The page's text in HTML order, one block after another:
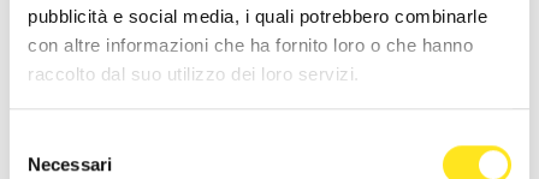
pubblicità e social media, i quali potrebbero combinarle
con altre informazioni che ha fornito loro o che hanno
raccolto dal suo utilizzo dei loro servizi.
delNecessari
CASA ARDITO
Richiedi informazioni